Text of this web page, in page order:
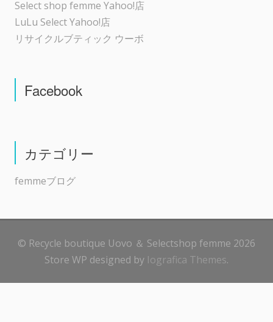
Select shop femme Yahoo!店
LuLu Select Yahoo!店
リサイクルブティック ウーボ
Facebook
カテゴリー
femmeブログ
© Recycle boutique Uovo ＆ Selectshop femme 2026
Store WP designed by Iografica Themes.